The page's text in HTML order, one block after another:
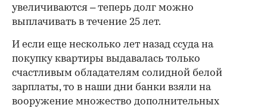
увеличиваются – теперь долг можно
выплачивать в течение 25 лет.
И если еще несколько лет назад ссуда на
покупку квартиры выдавалась только
счастливым обладателям солидной белой
зарплаты, то в наши дни банки взяли на
вооружение множество дополнительных